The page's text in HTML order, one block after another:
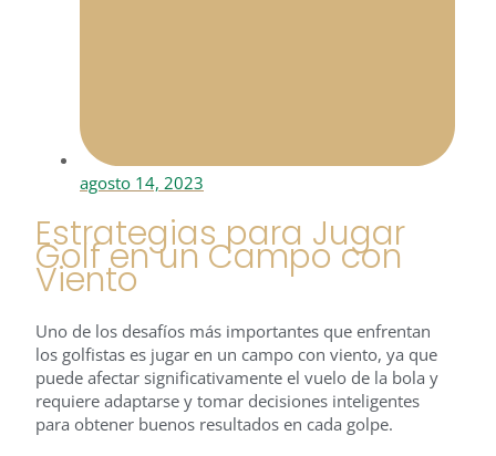
agosto 14, 2023
Estrategias para Jugar
Golf en un Campo con
Viento
Uno de los desafíos más importantes que enfrentan
los golfistas es jugar en un campo con viento, ya que
puede afectar significativamente el vuelo de la bola y
requiere adaptarse y tomar decisiones inteligentes
para obtener buenos resultados en cada golpe.